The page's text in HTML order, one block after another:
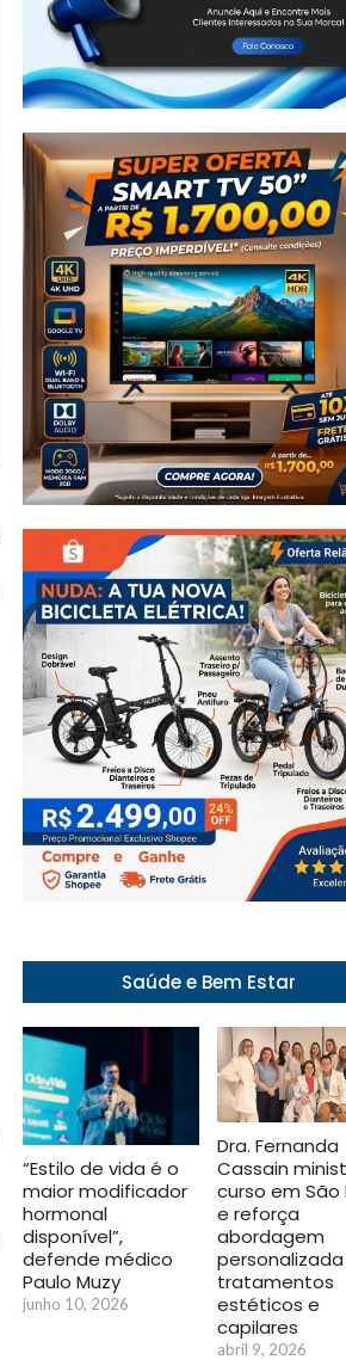
Saúde e Bem Estar
“Estilo de vida é o
maior modificador
hormonal
disponível”,
defende médico
Paulo Muzy
junho 10, 2026
Dra. Fernanda
Cassain
curso em São
e reforça
abordagem
tratamentos
estéticos e
capilares
abril 9, 2026